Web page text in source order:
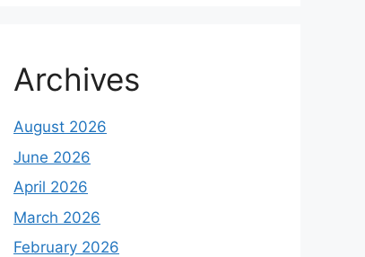
Archives
August 2026
June 2026
April 2026
March 2026
February 2026